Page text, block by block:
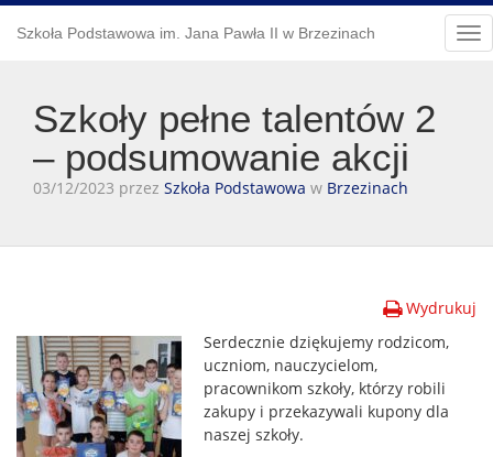
Szkoła Podstawowa im. Jana Pawła II w Brzezinach
Szkoły pełne talentów 2
– podsumowanie akcji
03/12/2023 przez Szkoła Podstawowa w Brzezinach
Wydrukuj
Serdecznie dziękujemy rodzicom,
uczniom, nauczycielom,
pracownikom szkoły, którzy robili
zakupy i przekazywali kupony dla
naszej szkoły.